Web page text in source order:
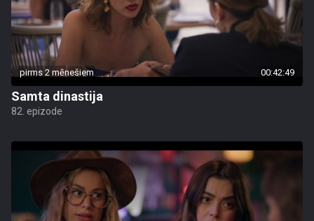
pirms 2 mēnešiem 00:42:49
Samta dinastija
82. epizode